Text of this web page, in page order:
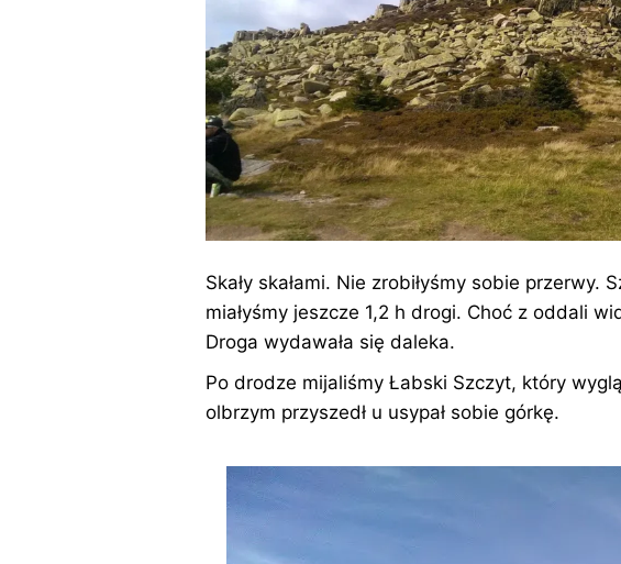
Skały skałami. Nie zrobiłyśmy sobie przerwy.
miałyśmy jeszcze 1,2 h drogi. Choć z oddali
Droga wydawała się daleka.
Po drodze mijaliśmy Łabski Szczyt, który
olbrzym przyszedł u usypał sobie górkę.